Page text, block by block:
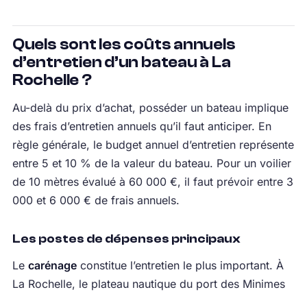
Quels sont les coûts annuels
d’entretien d’un bateau à La
Rochelle ?
Au-delà du prix d’achat, posséder un bateau implique
des frais d’entretien annuels qu’il faut anticiper. En
règle générale, le budget annuel d’entretien représente
entre 5 et 10 % de la valeur du bateau. Pour un voilier
de 10 mètres évalué à 60 000 €, il faut prévoir entre 3
000 et 6 000 € de frais annuels.
Les postes de dépenses principaux
Le carénageconstitue l’entretien le plus important. À
La Rochelle, le plateau nautique du port des Minimes